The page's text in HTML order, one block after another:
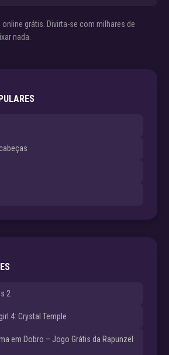
grátis. Divirta-se com milhares de
nada.
2
4: Crystal Temple
em Dobro – Jogo Grátis da Rapunzel